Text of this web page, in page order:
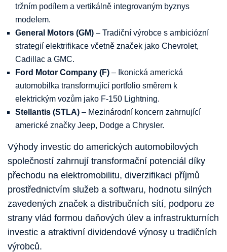
tržním podílem a vertikálně integrovaným byznys
modelem.
General Motors (GM) – Tradiční výrobce s ambiciózní
strategií elektrifikace včetně značek jako Chevrolet,
Cadillac a GMC.
Ford Motor Company (F) – Ikonická americká
automobilka transformující portfolio směrem k
elektrickým vozům jako F-150 Lightning.
Stellantis (STLA) – Mezinárodní koncern zahrnující
americké značky Jeep, Dodge a Chrysler.
Výhody investic do amerických automobilových
společností zahrnují transformační potenciál díky
přechodu na elektromobilitu, diverzifikaci příjmů
prostřednictvím služeb a softwaru, hodnotu silných
zavedených značek a distribučních sítí, podporu ze
strany vlád formou daňových úlev a infrastrukturních
investic a atraktivní dividendové výnosy u tradičních
výrobců.